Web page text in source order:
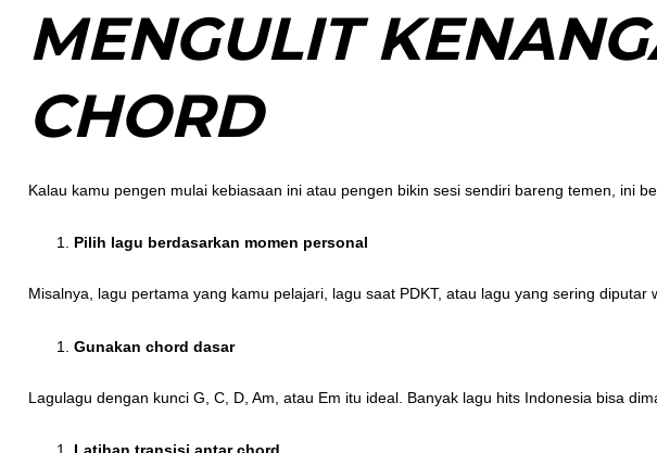
MENGULIT
CHORD
Kalau kamu pengen mulai kebiasaan ini atau pengen bikin sesi sendiri bareng temen, ini
Pilih lagu berdasarkan momen personal
Misalnya, lagu pertama yang kamu pelajari, lagu saat PDKT, atau lagu yang sering diputar
Gunakan chord dasar
Lagulagu dengan kunci G, C, D, Am, atau Em itu ideal. Banyak lagu hits Indonesia bisa